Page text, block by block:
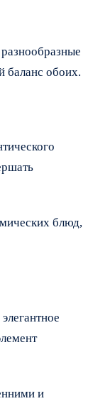
баланс обоих.
блюд,
и